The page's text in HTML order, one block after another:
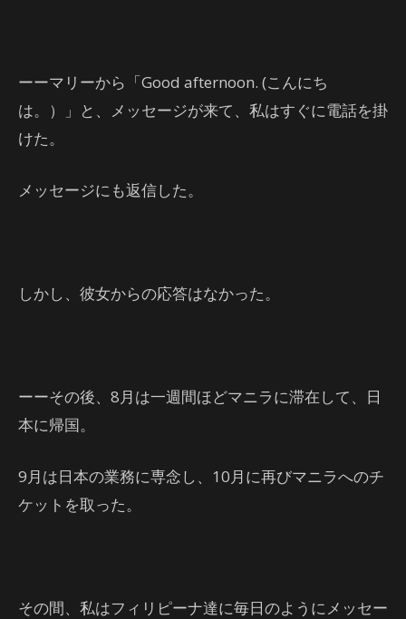
ーーマリーから「Good afternoon. (こんにち
は。）」と、メッセージが来て、私はすぐに電話を掛
けた。
メッセージにも返信した。
しかし、彼女からの応答はなかった。
ーーその後、8月は一週間ほどマニラに滞在して、日
本に帰国。
9月は日本の業務に専念し、10月に再びマニラへのチ
ケットを取った。
その間、私はフィリピーナ達に毎日のようにメッセー